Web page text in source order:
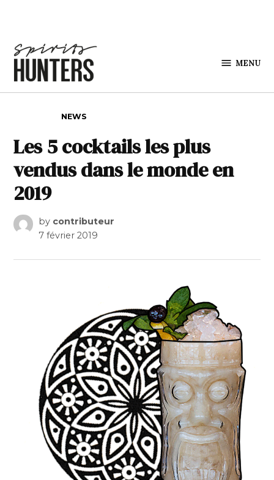
MENU
NEWS
Les 5 cocktails les plus
vendus dans le monde en
2019
by contributeur
7 février 2019